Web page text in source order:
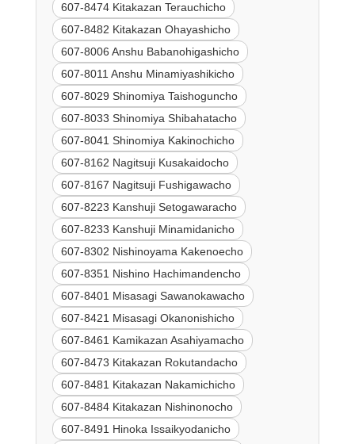
607-8474 Kitakazan Terauchicho
607-8482 Kitakazan Ohayashicho
607-8006 Anshu Babanohigashicho
607-8011 Anshu Minamiyashikicho
607-8029 Shinomiya Taishoguncho
607-8033 Shinomiya Shibahatacho
607-8041 Shinomiya Kakinochicho
607-8162 Nagitsuji Kusakaidocho
607-8167 Nagitsuji Fushigawacho
607-8223 Kanshuji Setogawaracho
607-8233 Kanshuji Minamidanicho
607-8302 Nishinoyama Kakenoecho
607-8351 Nishino Hachimandencho
607-8401 Misasagi Sawanokawacho
607-8421 Misasagi Okanonishicho
607-8461 Kamikazan Asahiyamacho
607-8473 Kitakazan Rokutandacho
607-8481 Kitakazan Nakamichicho
607-8484 Kitakazan Nishinonocho
607-8491 Hinoka Issaikyodanicho